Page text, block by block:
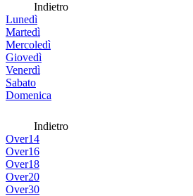
Indietro
Lunedì
Martedì
Mercoledì
Giovedì
Venerdì
Sabato
Domenica
Indietro
Over14
Over16
Over18
Over20
Over30